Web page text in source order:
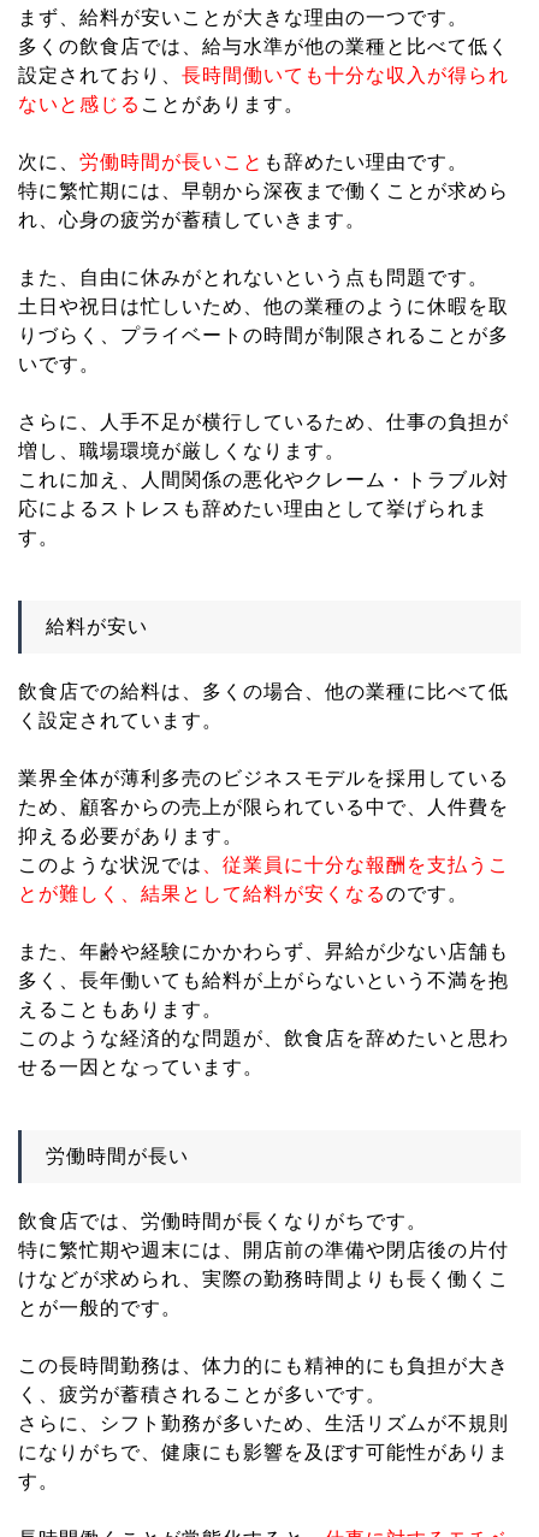
まず、給料が安いことが大きな理由の一つです。
多くの飲食店では、給与水準が他の業種と比べて低く
設定されており、 長時間働いても十分な収入が得られ
ないと感じる ことがあります。
次に、 労働時間が長いこと も辞めたい理由です。
特に繁忙期には、早朝から深夜まで働くことが求めら
れ、心身の疲労が蓄積していきます。
また、自由に休みがとれないという点も問題です。
土日や祝日は忙しいため、他の業種のように休暇を取
りづらく、プライベートの時間が制限されることが多
いです。
さらに、人手不足が横行しているため、仕事の負担が
増し、職場環境が厳しくなります。
これに加え、人間関係の悪化やクレーム・トラブル対
応によるストレスも辞めたい理由として挙げられま
す。
給料が安い
飲食店での給料は、多くの場合、他の業種に比べて低
く設定されています。
業界全体が薄利多売のビジネスモデルを採用している
ため、顧客からの売上が限られている中で、人件費を
抑える必要があります。
このような状況では
、従業員に十分な報酬を支払うこ
とが難しく、結果として給料が安くなるのです。
また、年齢や経験にかかわらず、昇給が少ない店舗も
多く、長年働いても給料が上がらないという不満を抱
えることもあります。
このような経済的な問題が、飲食店を辞めたいと思わ
せる一因となっています。
労働時間が長い
飲食店では、労働時間が長くなりがちです。
特に繁忙期や週末には、開店前の準備や閉店後の片付
けなどが求められ、実際の勤務時間よりも長く働くこ
とが一般的です。
この長時間勤務は、体力的にも精神的にも負担が大き
く、疲労が蓄積されることが多いです。
さらに、シフト勤務が多いため、生活リズムが不規則
になりがちで、健康にも影響を及ぼす可能性がありま
す。